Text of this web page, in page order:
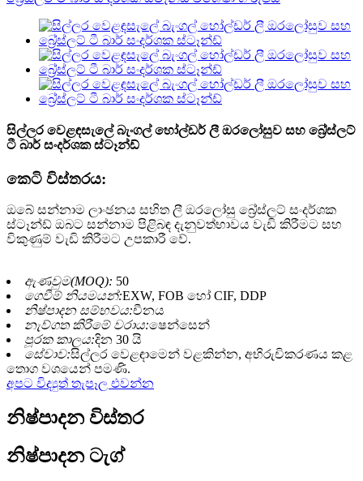
සිල්ලර වෙළඳසැලේ බැංගල් හෝල්ඩර් ලී ඔරලෝසුව සහ බ්‍රේස්ලට්
ටී බාර් සංදර්ශක ස්ටෑන්ඩ්
කෙටි විස්තරය:
ඔබේ සන්නාම ලාංඡනය සහිත ලී ඔරලෝසු බ්‍රේස්ලට් සංදර්ශක
ස්ටෑන්ඩ් ඔබට සන්නාම පිළිබඳ දැනුවත්භාවය වැඩි කිරීමට සහ
විකුණුම් වැඩි කිරීමට උපකාරී වේ.
ඇණවුම(MOQ): 50
ගෙවීම් නියමයන්:EXW, FOB හෝ CIF, DDP
නිෂ්පාදන සම්භවය:චීනය
නැව්ගත කිරීමේ වරාය:ෂෙන්සෙන්
පූරක කාලය:දින 30 යි
සේවාව:සිල්ලර වෙළඳාමෙන් වළකින්න, අභිරුචිකරණය කළ
තොග වශයෙන් පමණි.
අපට විද්‍යුත් තැපෑල එවන්න
නිෂ්පාදන විස්තර
නිෂ්පාදන ටැග්